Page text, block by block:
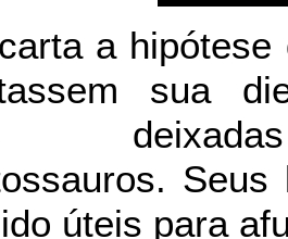
a
sua
úteis para